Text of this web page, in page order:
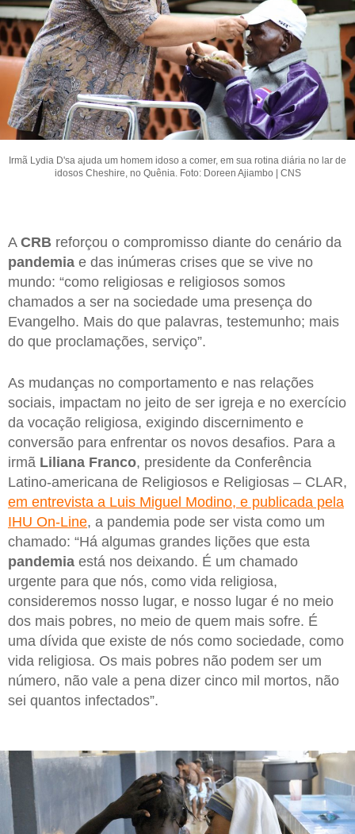
Irmã Lydia D'sa ajuda um homem idoso a comer, em sua rotina diária no lar de
idosos Cheshire, no Quênia. Foto: Doreen Ajiambo | CNS
A CRB reforçou o compromisso diante do cenário da
pandemia e das inúmeras crises que se vive no
mundo: “como religiosas e religiosos somos
chamados a ser na sociedade uma presença do
Evangelho. Mais do que palavras, testemunho; mais
do que proclamações, serviço”.
As mudanças no comportamento e nas relações
sociais, impactam no jeito de ser igreja e no exercício
da vocação religiosa, exigindo discernimento e
conversão para enfrentar os novos desafios. Para a
irmã Liliana Franco, presidente da Conferência
Latino-americana de Religiosos e Religiosas – CLAR,
em entrevista a Luis Miguel Modino, e publicada pela
IHU On-Line, a pandemia pode ser vista como um
chamado: “Há algumas grandes lições que esta
pandemia está nos deixando. É um chamado
urgente para que nós, como vida religiosa,
consideremos nosso lugar, e nosso lugar é no meio
dos mais pobres, no meio de quem mais sofre. É
uma dívida que existe de nós como sociedade, como
vida religiosa. Os mais pobres não podem ser um
número, não vale a pena dizer cinco mil mortos, não
sei quantos infectados”.